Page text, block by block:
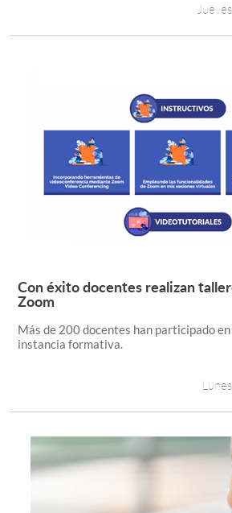
Con éxito docentes realizan
Zoom
Más de 200 docentes han participado
instancia formativa.